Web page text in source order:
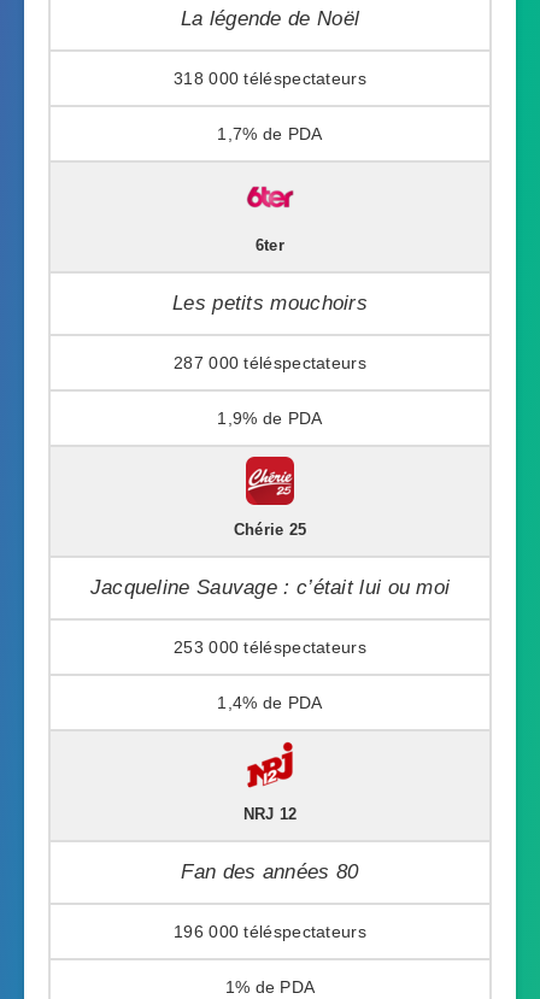
La légende de Noël
318 000
1,7%
6ter
Les petits mouchoirs
287 000
1,9%
Chérie 25
Jacqueline Sauvage : c’était lui ou moi
253 000
1,4%
NRJ 12
Fan des années 80
196 000
1%